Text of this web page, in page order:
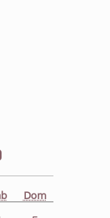
Dom